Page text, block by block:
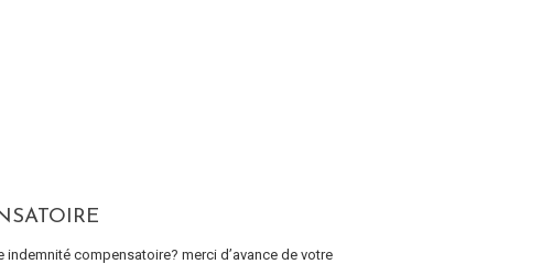
compensatoire? merci d’avance de votre